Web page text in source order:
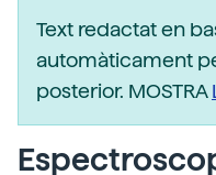
Text redactat en
automàticament
posterior. MOSTRA